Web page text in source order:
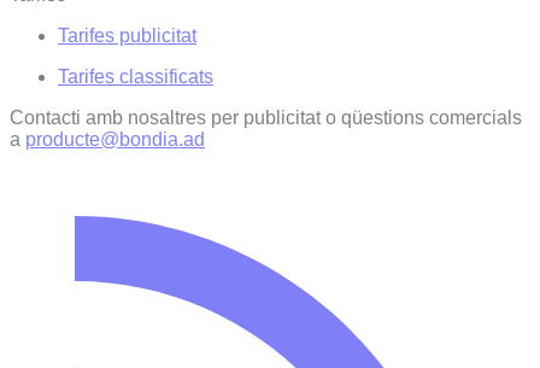
Tarifes publicitat
Tarifes classificats
Contacti amb nosaltres per publicitat o qüestions comercials
a producte@bondia.ad